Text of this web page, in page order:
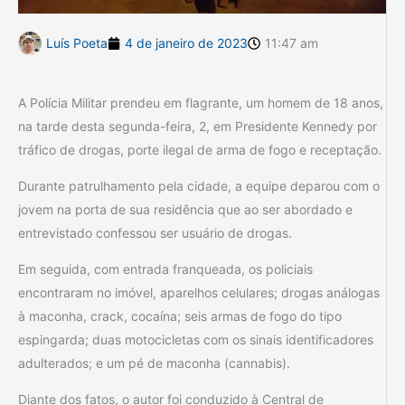
Luís Poeta 4 de janeiro de 2023 11:47 am
A Polícia Militar prendeu em flagrante, um homem de 18 anos,
na tarde desta segunda-feira, 2, em Presidente Kennedy por
tráfico de drogas, porte ilegal de arma de fogo e receptação.
Durante patrulhamento pela cidade, a equipe deparou com o
jovem na porta de sua residência que ao ser abordado e
entrevistado confessou ser usuário de drogas.
Em seguida, com entrada franqueada, os policiais
encontraram no imóvel, aparelhos celulares; drogas análogas
à maconha, crack, cocaína; seis armas de fogo do tipo
espingarda; duas motocicletas com os sinais identificadores
adulterados; e um pé de maconha (cannabis).
Diante dos fatos, o autor foi conduzido à Central de